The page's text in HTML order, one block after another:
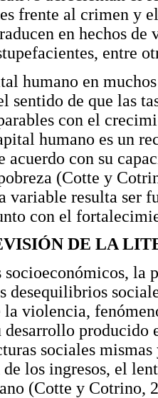
frente al crimen y
en hechos
entre
humano en
sentido de que las
con el
humano es un
acuerdo con su
(Cotte y
variable resulta ser
con el
DE LA
socioeconómicos, la
desequilibrios
la violencia,
desarrollo producido
sociales
de los ingresos, el
(Cotte y Cotrino,